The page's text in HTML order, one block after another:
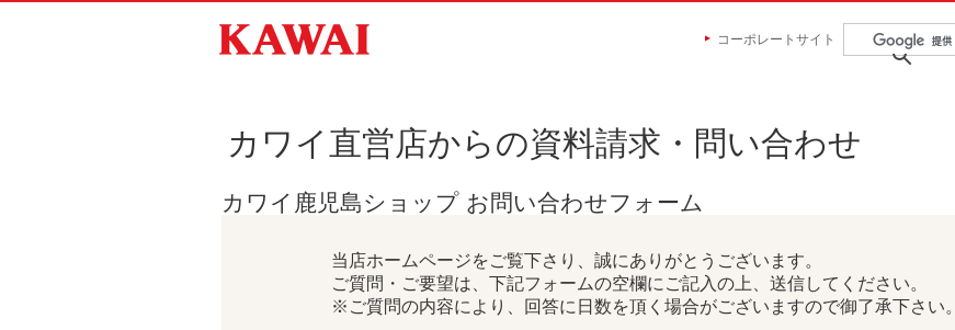
コーポレートサイト
カワイ直営店からの資料請求・問い合わせ
カワイ鹿児島ショップ お問い合わせフォーム
当店ホームページをご覧下さり、誠にありがとうございます。
ご質問・ご要望は、下記フォームの空欄にご記入の上、送信してください。
※ご質問の内容により、回答に日数を頂く場合がございますので御了承下さい。